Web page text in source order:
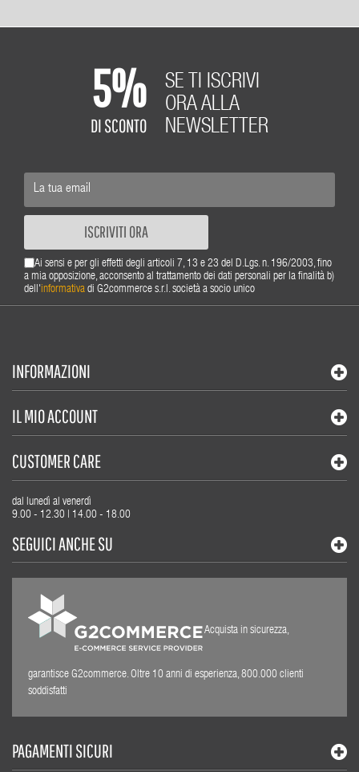
5%
DI SCONTO
SE TI ISCRIVI
ORA ALLA
NEWSLETTER
ISCRIVITI ORA
Ai sensi e per gli effetti degli articoli 7, 13 e 23 del D.Lgs. n. 196/2003, fino
a mia opposizione, acconsento al trattamento dei dati personali per la finalità b)
dell'informativa di G2commerce s.r.l. società a socio unico
INFORMAZIONI
IL MIO ACCOUNT
CUSTOMER CARE
dal lunedì al venerdì
9.00 - 12.30 | 14.00 - 18.00
SEGUICI ANCHE SU
Acquista in sicurezza,
garantisce G2commerce. Oltre 10 anni di esperienza, 800.000 clienti
soddisfatti
PAGAMENTI SICURI